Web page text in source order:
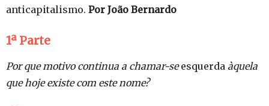
anticapitalismo. Por João Bernardo
1ª Parte
Por que motivo continua a chamar-seesquerda àquela
que hoje existe com este nome?